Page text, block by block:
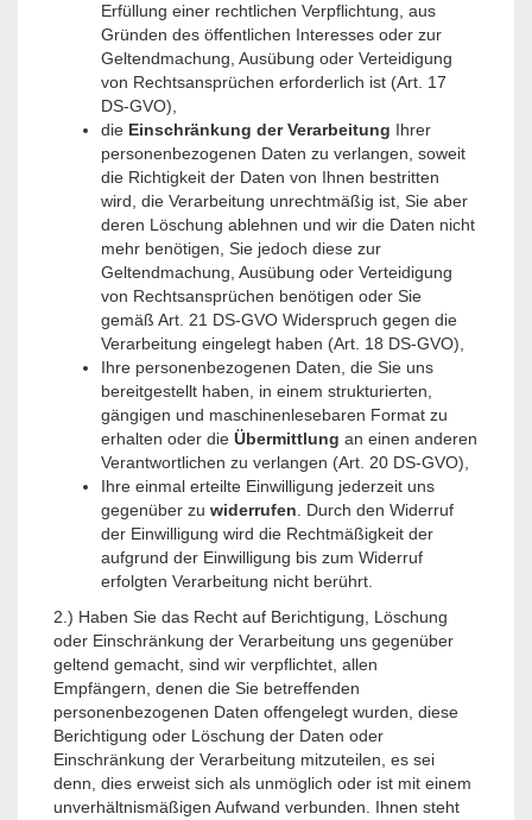
Erfüllung einer rechtlichen Verpflichtung, aus
Gründen des öffentlichen Interesses oder zur
Geltendmachung, Ausübung oder Verteidigung
von Rechtsansprüchen erforderlich ist (Art. 17
DS-GVO),
die Einschränkung der Verarbeitung Ihrer
personenbezogenen Daten zu verlangen, soweit
die Richtigkeit der Daten von Ihnen bestritten
wird, die Verarbeitung unrechtmäßig ist, Sie aber
deren Löschung ablehnen und wir die Daten nicht
mehr benötigen, Sie jedoch diese zur
Geltendmachung, Ausübung oder Verteidigung
von Rechtsansprüchen benötigen oder Sie
gemäß Art. 21 DS-GVO Widerspruch gegen die
Verarbeitung eingelegt haben (Art. 18 DS-GVO),
Ihre personenbezogenen Daten, die Sie uns
bereitgestellt haben, in einem strukturierten,
gängigen und maschinenlesebaren Format zu
erhalten oder die Übermittlung an einen anderen
Verantwortlichen zu verlangen (Art. 20 DS-GVO),
Ihre einmal erteilte Einwilligung jederzeit uns
gegenüber zu widerrufen . Durch den Widerruf
der Einwilligung wird die Rechtmäßigkeit der
aufgrund der Einwilligung bis zum Widerruf
erfolgten Verarbeitung nicht berührt.
2.) Haben Sie das Recht auf Berichtigung, Löschung
oder Einschränkung der Verarbeitung uns gegenüber
geltend gemacht, sind wir verpflichtet, allen
Empfängern, denen die Sie betreffenden
personenbezogenen Daten offengelegt wurden, diese
Berichtigung oder Löschung der Daten oder
Einschränkung der Verarbeitung mitzuteilen, es sei
denn, dies erweist sich als unmöglich oder ist mit einem
unverhältnismäßigen Aufwand verbunden. Ihnen steht